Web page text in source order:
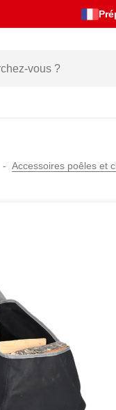
Accessoires poêles et